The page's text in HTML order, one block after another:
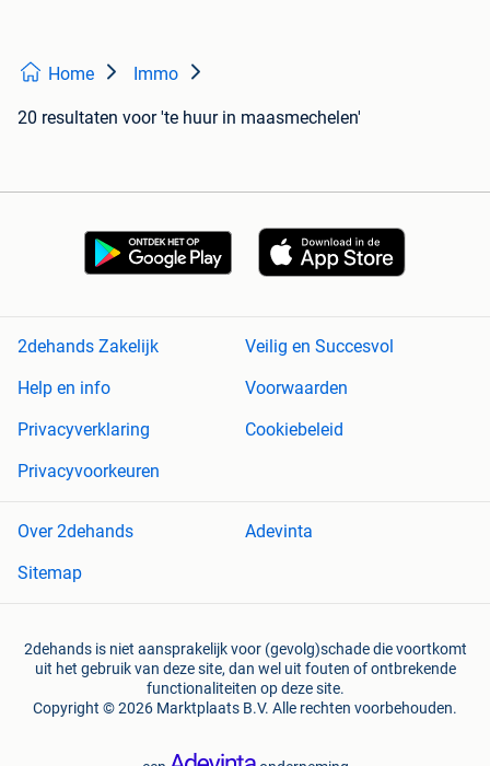
Home Immo
20 resultaten voor 'te huur in maasmechelen'
2dehands Zakelijk
Veilig en Succesvol
Help en info
Voorwaarden
Privacyverklaring
Cookiebeleid
Privacyvoorkeuren
Over 2dehands
Adevinta
Sitemap
2dehands is niet aansprakelijk voor (gevolg)schade die voortkomt
uit het gebruik van deze site, dan wel uit fouten of ontbrekende
functionaliteiten op deze site.
Copyright © 2026 Marktplaats B.V. Alle rechten voorbehouden.